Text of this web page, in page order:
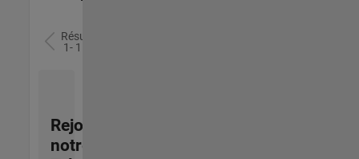
Résultats
1- 1 de
Rejoignez
notre